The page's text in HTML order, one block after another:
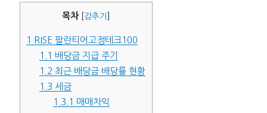
목차 감추기
1
RISE 팔란티어고정테크100
1.1 배당금 지급 주기
1.2 최근 배당금 배당률 현황
1.3 세금
1.3.1 매매차익